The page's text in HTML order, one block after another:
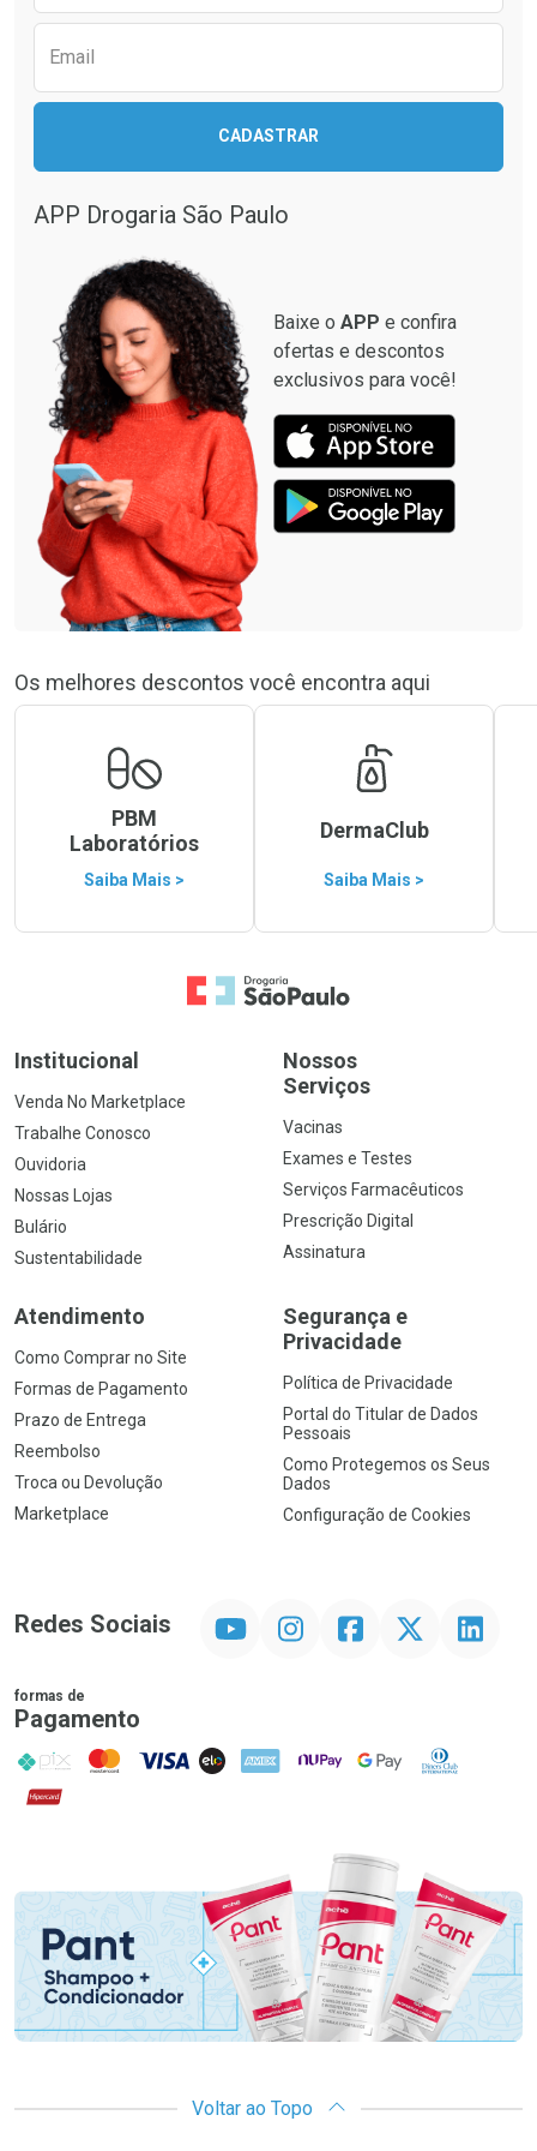
Comprar sem Desconto
Comprar sem Desconto
Comprar sem Desconto
Comprar sem Desconto
Email
CADASTRAR
APP Drogaria São Paulo
Baixe o APP e confira
ofertas e descontos
exclusivos para você!
Os melhores descontos você encontra aqui
PBM
Laboratórios
Saiba Mais >
DermaClub
Saiba Mais >
Ir para a Home
Institucional
Venda No Marketplace
Trabalhe Conosco
Ouvidoria
Nossas Lojas
Bulário
Sustentabilidade
Nossos
Serviços
Vacinas
Exames e Testes
Serviços Farmacêuticos
Prescrição Digital
Assinatura
Atendimento
Como Comprar no Site
Formas de Pagamento
Prazo de Entrega
Reembolso
Troca ou Devolução
Marketplace
Segurança e
Privacidade
Política de Privacidade
Portal do Titular de Dados
Pessoais
Como Protegemos os Seus
Dados
Configuração de Cookies
Redes Sociais InstagramFacebookTwitter Linkedin
formas de
Pagamento
PIX MasterCard
VISA ELO AMEX NuPay Google PayDiners Club
Hipercard
Voltar ao Topo